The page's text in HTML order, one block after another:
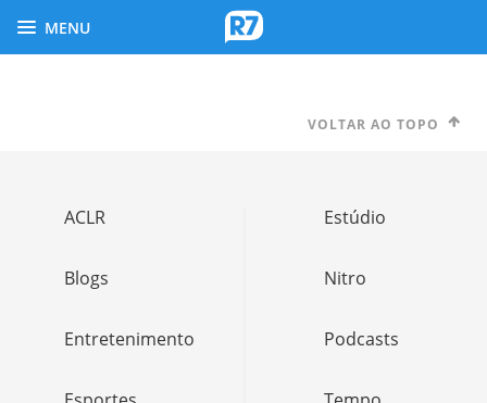
MENU
VOLTAR AO TOPO
ACLR
Blogs
Entretenimento
Estúdio
Nitro
Podcasts